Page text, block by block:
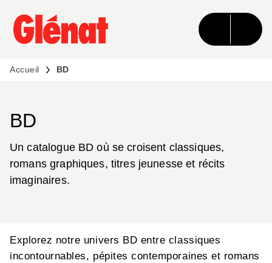
MENU RECHERCHE CONTENU
PIED DE PAGE
Accueil BD
BD
Un catalogue BD où se croisent classiques,
romans graphiques, titres jeunesse et récits
imaginaires.
Explorez notre univers BD entre classiques
incontournables, pépites contemporaines et romans